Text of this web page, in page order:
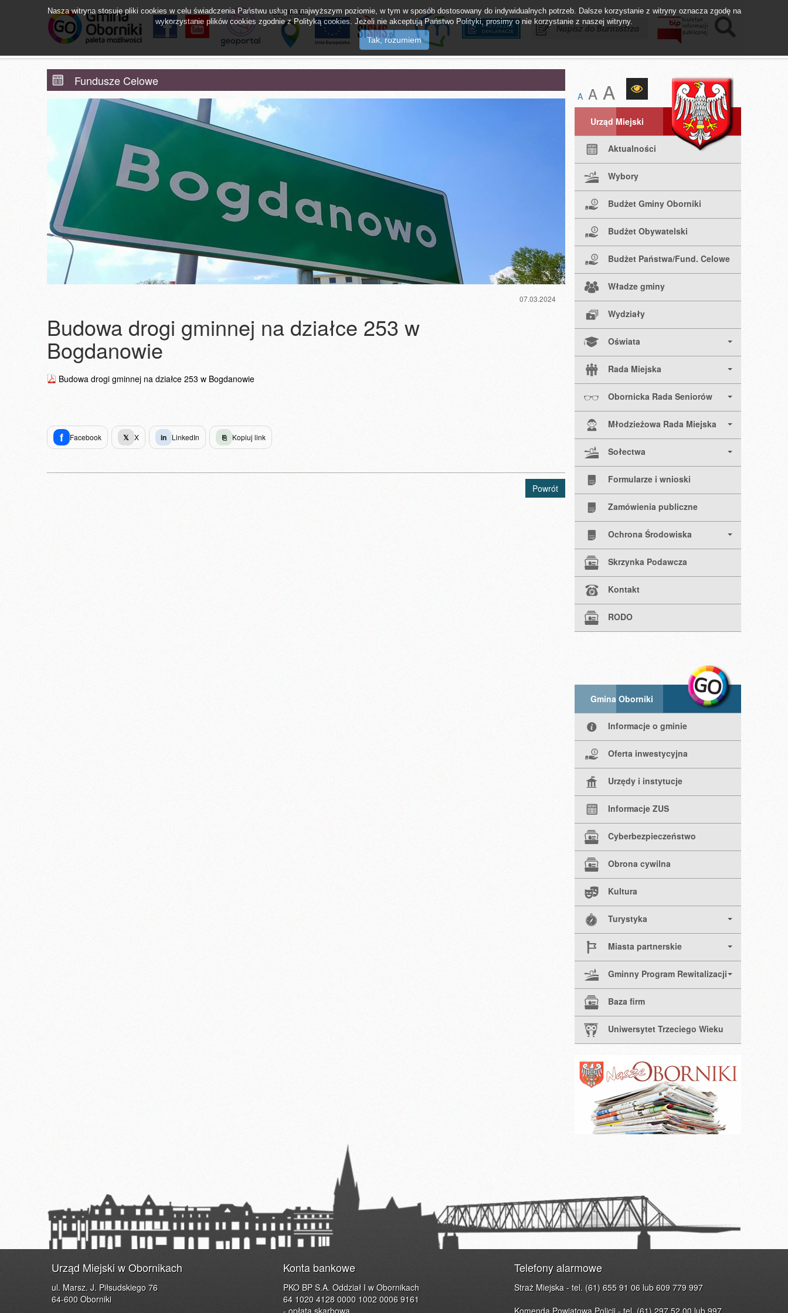
facebook
A A A
Urząd Miejski
Aktualności
Wybory
Budżet Gminy Oborniki
Budżet Obywatelski
Budżet Państwa/Fund. Celowe
Władze gminy
Wydziały
Oświata
Rada Miejska
Obornicka Rada Seniorów
Młodzieżowa Rada Miejska
Sołectwa
Formularze i wnioski
Zamówienia publiczne
Ochrona Środowiska
Skrzynka Podawcza
Kontakt
RODO
Gmina Oborniki
Informacje o gminie
Oferta inwestycyjna
Urzędy i instytucje
Informacje ZUS
Cyberbezpieczeństwo
Obrona cywilna
Kultura
Turystyka
Miasta partnerskie
Gminny Program Rewitalizacji
Baza firm
Uniwersytet Trzeciego Wieku
Fundusze Celowe
07.03.2024
Budowa drogi gminnej na działce 253 w
Bogdanowie
Budowa drogi gminnej na działce 253 w Bogdanowie
f Facebook 𝕏 X in LinkedIn ⎘ Kopiuj link
Powrót
Urząd Miejski w Obornikach
ul. Marsz. J. Piłsudskiego 76
64-600 Oborniki
Konta bankowe
PKO BP S.A. Oddział I w Obornikach
64 1020 4128 0000 1002 0006 9161
Telefony alarmowe
Straż Miejska - tel. (61) 655 91 06 lub 609 779 997
Nasza witryna stosuje pliki cookies w celu świadczenia Państwu usług na najwyższym poziomie, w tym w sposób dostosowany do indywidualnych potrzeb. Dalsze korzystanie z witryny oznacza zgodę na
wykorzystanie plików cookies zgodnie z Polityką cookies. Jeżeli nie akceptują Państwo Polityki, prosimy o nie korzystanie z naszej witryny.